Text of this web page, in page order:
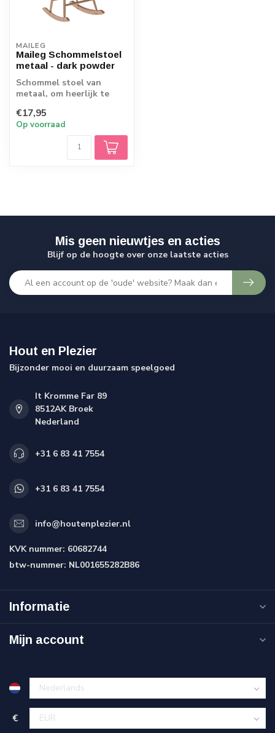
MAILEG
Maileg Schommelstoel
metaal - dark powder
Schommel stoel van
metaal, om heerlijk te
€17,95
Op voorraad
Mis geen nieuwtjes en acties
Blijf op de hoogte over onze laatste acties
Hout en Plezier
Bijzonder mooi en duurzaam speelgoed
It Kromme Far 89
8512AK Broek
Nederland
+31 6 83 41 7554
+31 6 83 41 7554
info@houtenplezier.nl
KVK nummer: 60682744
btw-nummer: NL001655282B86
Informatie
Mijn account
€